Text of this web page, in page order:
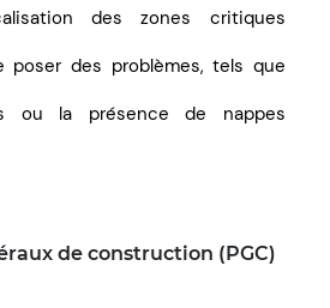
des zones critiques
poser des problèmes, tels que
ou la présence de nappes
de construction (PGC)